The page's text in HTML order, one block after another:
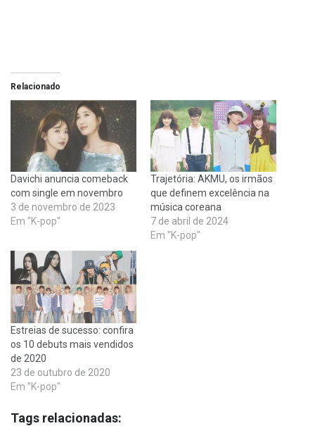
Relacionado
Davichi anuncia comeback
com single em novembro
3 de novembro de 2023
Em "K-pop"
Trajetória: AKMU, os irmãos
que definem excelência na
música coreana
7 de abril de 2024
Em "K-pop"
Estreias de sucesso: confira
os 10 debuts mais vendidos
de 2020
23 de outubro de 2020
Em "K-pop"
Tags relacionadas: